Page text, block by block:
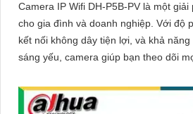
Camera IP Wifi DH-P5B-PV là một
cho gia đình và doanh nghiệp. Với độ phân giải cao Full HD,
kết nối không dây tiện lợi, và khả
sáng yếu, camera giúp bạn theo dõi